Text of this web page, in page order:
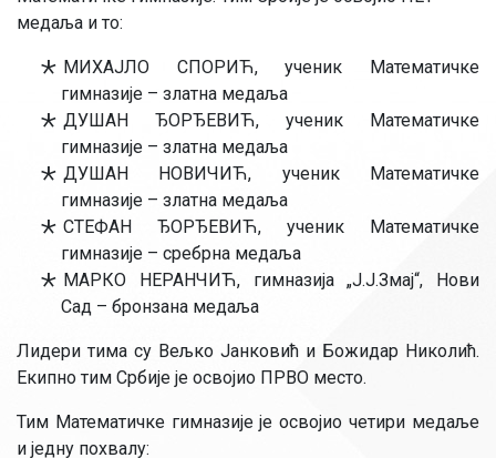
медаља и то:
МИХАЈЛО СПОРИЋ, ученик Математичке
гимназије – златна медаља
ДУШАН ЂОРЂЕВИЋ, ученик Математичке
гимназије – златна медаља
ДУШАН НОВИЧИЋ, ученик Математичке
гимназије – златна медаља
СТЕФАН ЂОРЂЕВИЋ, ученик Математичке
гимназије – сребрна медаља
МАРКО НЕРАНЧИЋ, гимназија „Ј.Ј.Змај“, Нови
Сад – бронзана медаља
Лидери тима су Вељко Јанковић и Божидар Николић.
Екипно тим Србије је освојио ПРВО место.
Тим Математичке гимназије је освојио четири медаље
и једну похвалу: